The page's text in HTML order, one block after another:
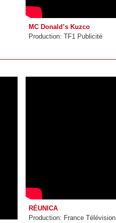
MC Donald’s Kuzco
Production: TF1 Publicité
RÉUNICA
Production: France Télévision